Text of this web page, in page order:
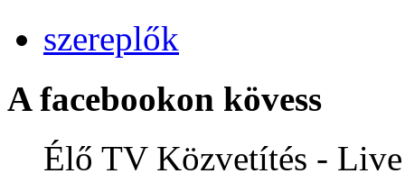
szereplők
A facebookon kövess
Élő TV Közvetítés - Live